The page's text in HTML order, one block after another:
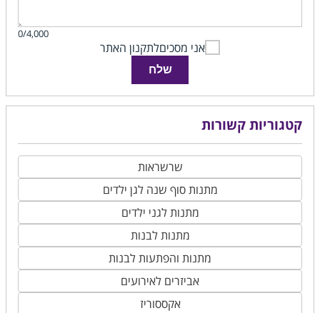
0/4,000
אני מסכיםלתקנון האתר
שלח
קטגוריות קשורות
שרשראות
מתנות סוף שנה לגן ילדים
מתנות לגני ילדים
מתנות לבנות
מתנות והפתעות לבנות
אביזרים לאירועים
אקססוריז